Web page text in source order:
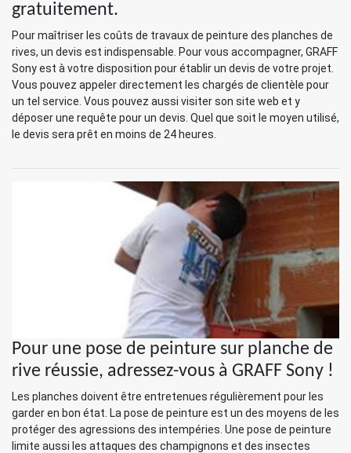
gratuitement.
Pour maîtriser les coûts de travaux de peinture des planches de
rives, un devis est indispensable. Pour vous accompagner, GRAFF
Sony est à votre disposition pour établir un devis de votre projet.
Vous pouvez appeler directement les chargés de clientèle pour
un tel service. Vous pouvez aussi visiter son site web et y
déposer une requête pour un devis. Quel que soit le moyen utilisé,
le devis sera prêt en moins de 24 heures.
Pour une pose de peinture sur planche de
rive réussie, adressez-vous à GRAFF Sony !
Les planches doivent être entretenues régulièrement pour les
garder en bon état. La pose de peinture est un des moyens de les
protéger des agressions des intempéries. Une pose de peinture
limite aussi les attaques des champignons et des insectes